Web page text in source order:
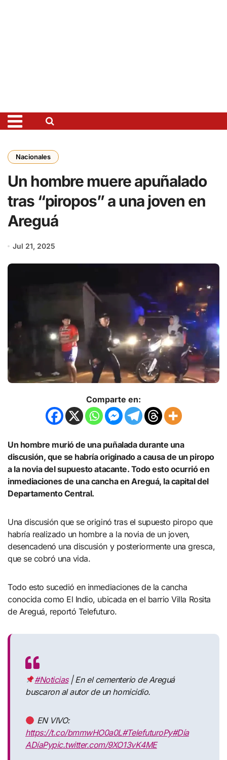
Nacionales
Un hombre muere apuñalado
tras “piropos” a una joven en
Areguá
Jul 21, 2025
Comparte en:
Un hombre murió de una puñalada durante una
discusión, que se habría originado a causa de un piropo
a la novia del supuesto atacante. Todo esto ocurrió en
inmediaciones de una cancha en Areguá, la capital del
Departamento Central.
Una discusión que se originó tras el supuesto piropo que
habría realizado un hombre a la novia de un joven,
desencadenó una discusión y posteriormente una gresca,
que se cobró una vida.
Todo esto sucedió en inmediaciones de la cancha
conocida como El Indio, ubicada en el barrio Villa Rosita
de Areguá, reportó Telefuturo.
#Noticias| En el cementerio de Areguá
buscaron al autor de un homicidio.
EN VIVO:
https://t.co/bmmwHO0a0L#TelefuturoPy#Día
ADíaPypic.twitter.com/9XO13vK4ME